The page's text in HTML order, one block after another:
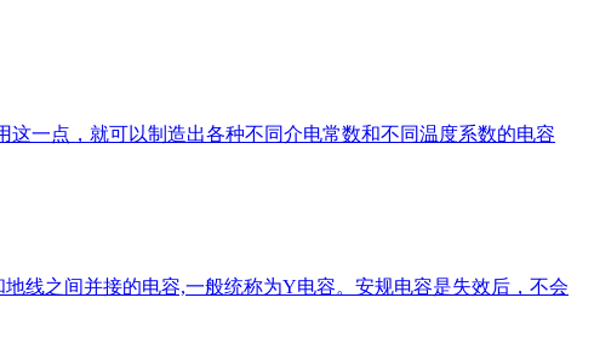
一点，就可以制造出各种不同介电常数和不同温度系数的电容
线之间并接的电容,一般统称为Y电容。安规电容是失效后，不会